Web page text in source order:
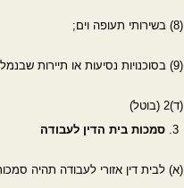
(8) בשירותי תעופה וים;
(9) בסוכנויות נסיעות או תיירות שבנמלי תעופה וים או בועידות בין-לאומיות.
(ד)2 (בוטל)
סמכות בית הדין לעבודה
(א) לבית דין אזורי לעבודה תהיה סמכות